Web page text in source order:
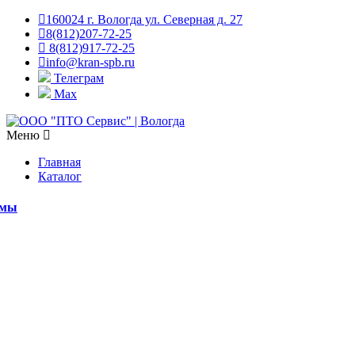
160024 г. Вологда ул. Северная д. 27
8(812)207-72-25
8(812)917-72-25
info@kran-spb.ru
Телеграм
Max
Меню
Главная
Каталог